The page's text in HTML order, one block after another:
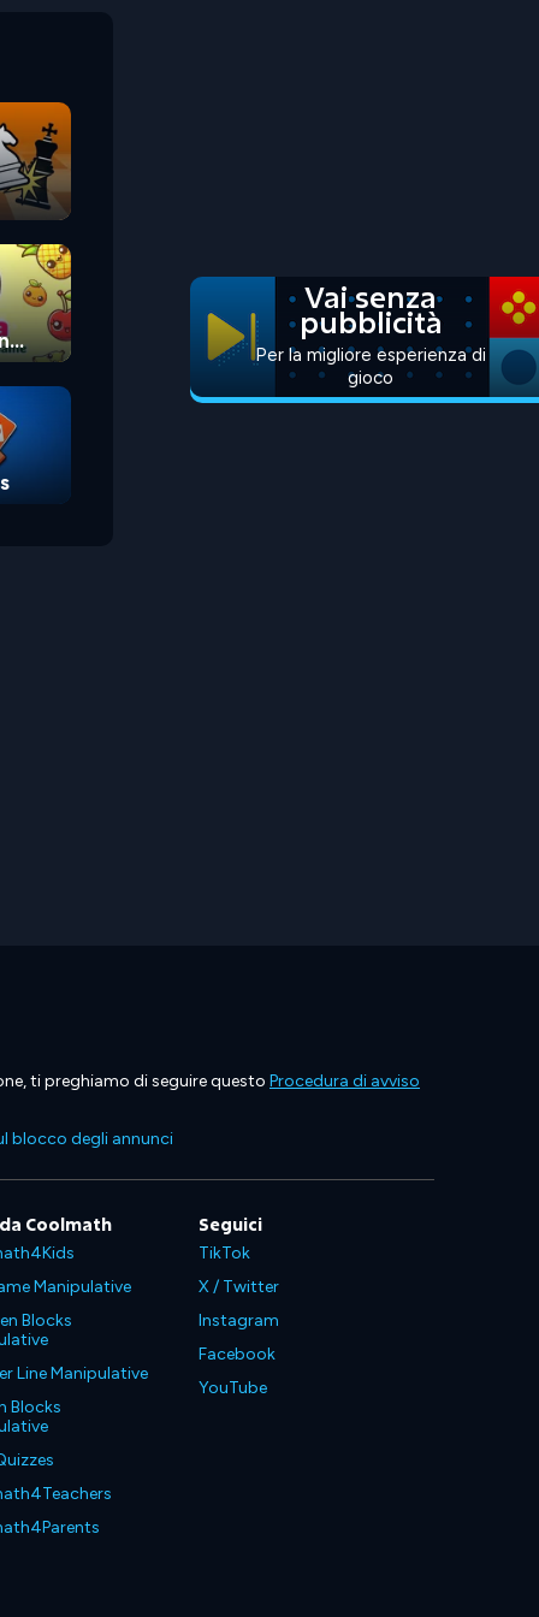
Vai senza
pubblicità
Per la migliore esperienza di
gioco
ti preghiamo di seguire questo Procedura di avviso
blocco degli annunci
Coolmath
Manipulative
Blocks
Line Manipulative
Blocks
Seguici
TikTok
X / Twitter
Instagram
Facebook
YouTube